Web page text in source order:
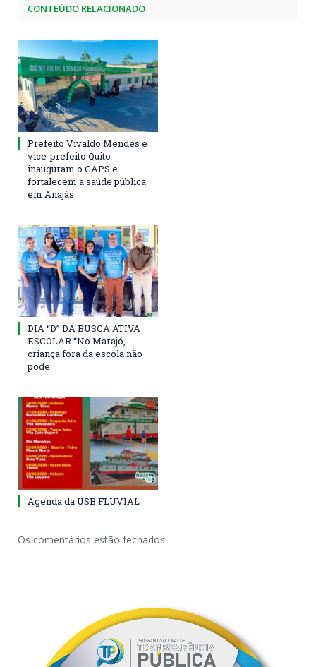
CONTEÚDO RELACIONADO
Prefeito Vivaldo Mendes e
vice-prefeito Quito
inauguram o CAPS e
fortalecem a saúde pública
em Anajás.
DIA “D” DA BUSCA ATIVA
ESCOLAR “No Marajó,
criança fora da escola não
pode
Agenda da USB FLUVIAL
Os comentários estão fechados.